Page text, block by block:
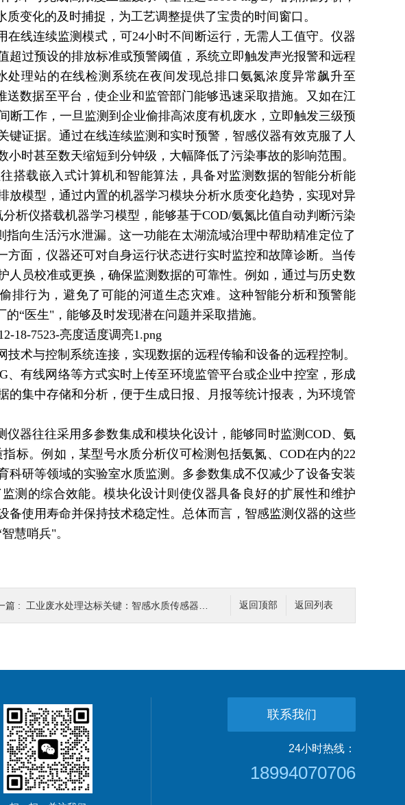
变化的及时捕捉，为工艺调整提供了宝贵的时间窗口。
线连续监测模式，可24小时不间断运行，无需人工值守。仪器
超过预设的排放标准或预警阈值，系统立即触发声光报警和远程
理站的在线检测系统在夜间发现总排口氨氮浓度异常飙升至
送数据至平台，使企业和监管部门能够迅速采取措施。又如在江
断工作，一旦监测到企业偷排高浓度有机废水，立即触发三级预
证据。通过在线连续监测和实时预警，智感仪器有效克服了人
时甚至数天缩短到分钟级，大幅降低了污染事故的影响范围。
搭载嵌入式计算机和智能算法，具备对监测数据的智能分析能
放模型，通过内置的机器学习模块分析水质变化趋势，实现对异
析仪搭载机器学习模型，能够基于COD/氨氮比值自动判断污染
向生活污水泄漏。这一功能在太湖流域治理中帮助精准定位了
方面，仪器还可对自身运行状态进行实时监控和故障诊断。当传
人员校准或更换，确保监测数据的可靠性。例如，通过与历史数
排行为，避免了可能的河道生态灾难。这种智能分析和预警能
“医生"，能够及时发现潜在问题并采取措施。
术与控制系统连接，实现数据的远程传输和设备的远程控制。
、有线网络等方式实时上传至环境监管平台或企业中控室，形成
的集中存储和分析，便于生成日报、月报等统计报表，为环境管
器往往采用多参数集成和模块化设计，能够同时监测COD、氨
标。例如，某型号水质分析仪可检测包括氨氮、COD在内的22
科研等领域的实验室水质监测。多参数集成不仅减少了设备安装
测的综合效能。模块化设计则使仪器具备良好的扩展性和维护
备使用寿命并保持技术稳定性。总体而言，智感监测仪器的这些
慧哨兵"。
返回列表
返回顶部
篇 : 工业废水处理达标关键：智感水质传感器在COD/氨氮实时管控中的实践价值
联系我们
24小时热线：
18994070706